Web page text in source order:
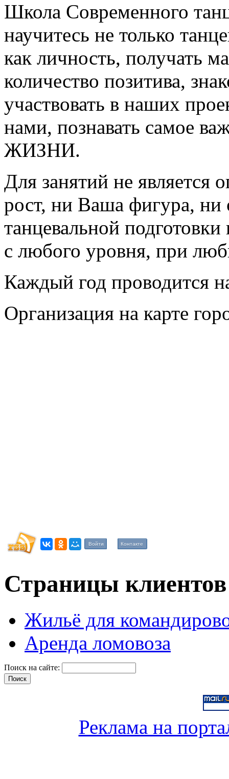
Школа Современного
научитесь не только
как личность, получать
количество позитива,
участвовать в наших
нами, познавать самое
ЖИЗНИ.
Для занятий не является
рост, ни Ваша фигура, ни
танцевальной
с любого уровня, при
Каждый год проводится
Организация на карте
Войти Контакте
Страницы клиентов
Жильё для
Аренда ломовоза
Поиск на сайте:
Реклама на